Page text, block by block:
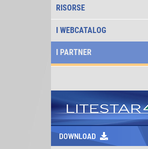
RISORSE
I WEBCATALOG
I PARTNER
DOWNLOAD